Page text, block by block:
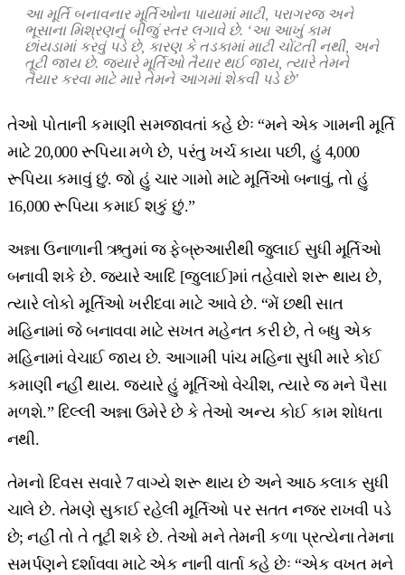
આ મૂર્તિ બનાવનાર મૂર્તિઓના પાયામાં માટી, પરાગરજ અને
ભૂસાના મિશ્રણનું બીજું સ્તર લગાવે છે. ‘આ આખું કામ
છાંયડામાં કરવું પડે છે, કારણ કે તડકામાં માટી ચોંટતી નથી, અને
તૂટી જાય છે. જ્યારે મૂર્તિઓ તૈયાર થઈ જાય, ત્યારે તેમને
તૈયાર કરવા માટે મારે તેમને આગમાં શેકવી પડે છે’
તેઓ પોતાની કમાણી સમજાવતાં કહે છેઃ “મને એક ગામની મૂર્તિ
માટે 20,000 રૂપિયા મળે છે, પરંતુ ખર્ચ કાયા પછી, હું 4,000
રૂપિયા કમાવું છું. જો હું ચાર ગામો માટે મૂર્તિઓ બનાવું, તો હું
16,000 રૂપિયા કમાઈ શકું છું.”
અન્ના ઉનાળાની ઋતુમાં જ ફેબ્રુઆરીથી જુલાઈ સુધી મૂર્તિઓ
બનાવી શકે છે. જ્યારે આદિ [જુલાઈ]માં તહેવારો શરૂ થાય છે,
ત્યારે લોકો મૂર્તિઓ ખરીદવા માટે આવે છે. “મેં છથી સાત
મહિનામાં જે બનાવવા માટે સખત મહેનત કરી છે, તે બધુ એક
મહિનામાં વેચાઈ જાય છે. આગામી પાંચ મહિના સુધી મારે કોઈ
કમાણી નહીં થાય. જ્યારે હું મૂર્તિઓ વેચીશ, ત્યારે જ મને પૈસા
મળશે.” દિલ્લી અન્ના ઉમેરે છે કે તેઓ અન્ય કોઈ કામ શોધતા
નથી.
તેમનો દિવસ સવારે 7 વાગ્યે શરૂ થાય છે અને આઠ કલાક સુધી
ચાલે છે. તેમણે સુકાઈ રહેલી મૂર્તિઓ પર સતત નજર રાખવી પડે
છે; નહીં તો તે તૂટી શકે છે. તેઓ મને તેમની કળા પ્રત્યેના તેમના
સમર્પણને દર્શાવવા માટે એક નાની વાર્તા કહે છેઃ “એક વખત મને